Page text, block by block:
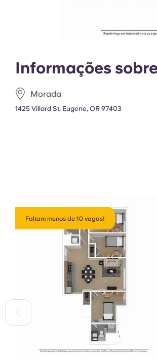
Informações
Morada
1425 Villard St, Eugene, OR 97403
Faltam menos de 10 vagas!